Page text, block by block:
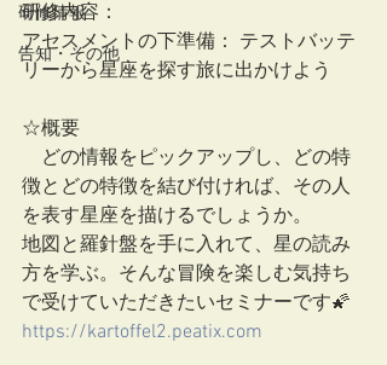
研修情報
告知・その他
研修内容：
アセスメントの下準備： テストバッテ
リーから星座を探す旅に出かけよう
☆概要
どの情報をピックアップし、どの特
徴とどの特徴を結び付ければ、その人
を表す星座を描けるでしょうか。
地図と羅針盤を手に入れて、星の読み
方を学ぶ。そんな冒険を楽しむ気持ち
で受けていただきたいセミナーです🌠
https://kartoffel2.peatix.com